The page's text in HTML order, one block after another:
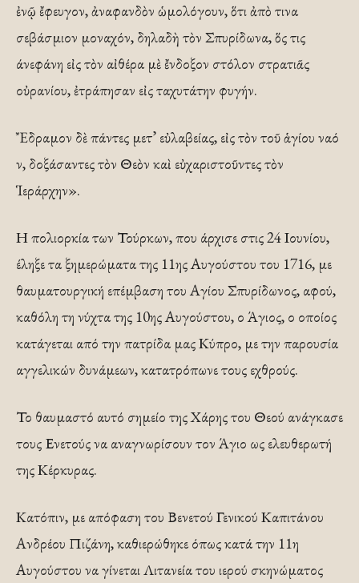
ἐνῷ ἔφευγον, ἀναφανδὸν ὡμολόγουν, ὅτι ἀπὸ τινα
σεβάσμιον μοναχόν, δηλαδὴ τὸν Σπυρίδωνα, ὅς τις
άνεφάνη εἰς τὸν αἰθέρα μὲ ἔνδοξον στόλον στρατιᾶς
οὐρανίου, ἐτράπησαν εἰς ταχυτάτην φυγήν.
Ἔδραμον δὲ πάντες μετ’ εὐλαβείας, εἰς τὸν τοῦ ἁγίου ναό
ν, δοξάσαντες τὸν Θεὸν καὶ εὐχαριστοῦντες τὸν
Ἱεράρχην».
Η πολιορκία των Τούρκων, που άρχισε στις 24 Ιουνίου,
έληξε τα ξημερώματα της 11ης Αυγούστου του 1716, με
θαυματουργική επέμβαση του Αγίου Σπυρίδωνος, αφού,
καθόλη τη νύχτα της 10ης Αυγούστου, ο Άγιος, ο οποίος
κατάγεται από την πατρίδα μας Κύπρο, με την παρουσία
αγγελικών δυνάμεων, κατατρόπωνε τους εχθρούς.
Το θαυμαστό αυτό σημείο της Χάρης του Θεού ανάγκασε
τους Ενετούς να αναγνωρίσουν τον Άγιο ως ελευθερωτή
της Κέρκυρας.
Κατόπιν, με απόφαση του Βενετού Γενικού Καπιτάνου
Ανδρέου Πιζάνη, καθιερώθηκε όπως κατά την 11η
Αυγούστου να γίνεται Λιτανεία του ιερού σκηνώματος